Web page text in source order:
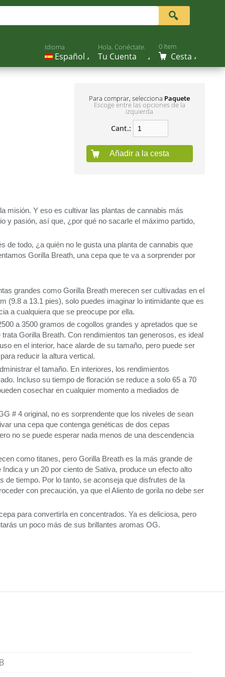
Idioma
Español
Hola. Conéctate.
Tu Cuenta
0 Item
Cesta
Para comprar, selecciona Paquete
Escoge entre las opciones de la
izquierda
Cant.:
Añadir a la cesta
misión. Y eso es cultivar las plantas de cannabis más
y pasión, así que, ¿por qué no sacarle el máximo partido,
de todo, ¿a quién no le gusta una planta de cannabis que
Gorilla Breath, una cepa que te va a sorprender por
grandes como Gorilla Breath merecen ser cultivadas en el
(9.8 a 13.1 pies), solo puedes imaginar lo intimidante que es
a cualquiera que se preocupe por ella.
a 3500 gramos de cogollos grandes y apretados que se
Gorilla Breath. Con rendimientos tan generosos, es ideal
en el interior, hace alarde de su tamaño, pero puede ser
reducir la altura vertical.
el tamaño. En interiores, los rendimientos
Incluso su tiempo de floración se reduce a solo 65 a 70
cosechar en cualquier momento a mediados de
# 4 original, no es sorprendente que los niveles de sean
una cepa que contenga genéticas de dos cepas
no se puede esperar nada menos de una descendencia
como titanes, pero Gorilla Breath es la más grande de
y un 20 por ciento de Sativa, produce un efecto alto
de tiempo. Por lo tanto, se aconseja que disfrutes de la
con precaución, ya que el Aliento de gorila no debe ser
para convertirla en concentrados. Ya es deliciosa, pero
un poco más de sus brillantes aromas OG.